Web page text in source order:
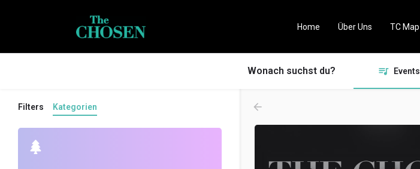
Home Über Uns TC Map
Wonach suchst du? Events
Filters Kategorien